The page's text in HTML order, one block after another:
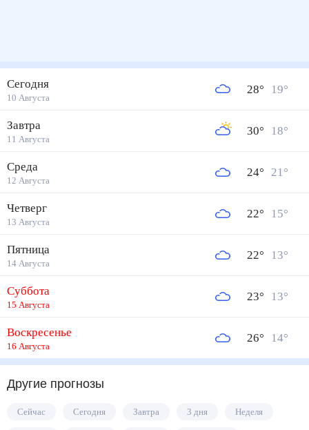
Сегодня
10 Августа
28° 19°
Завтра
11 Августа
30° 18°
Среда
12 Августа
24° 21°
Четверг
13 Августа
22° 15°
Пятница
14 Августа
22° 13°
Суббота
15 Августа
23° 13°
Воскресенье
16 Августа
26° 14°
Другие прогнозы
Сейчас Сегодня Завтра 3 дня Неделя